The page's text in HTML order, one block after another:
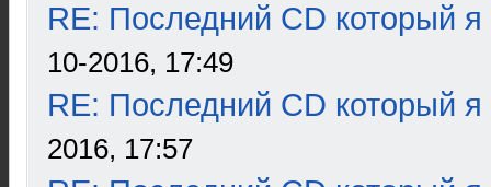
RE: Последний CD который я
10-2016, 17:49
RE: Последний CD который я
2016, 17:57